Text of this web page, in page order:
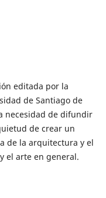
editada por la
de Santiago de
necesidad de difundir
de crear un
de la arquitectura y el
el arte en general.